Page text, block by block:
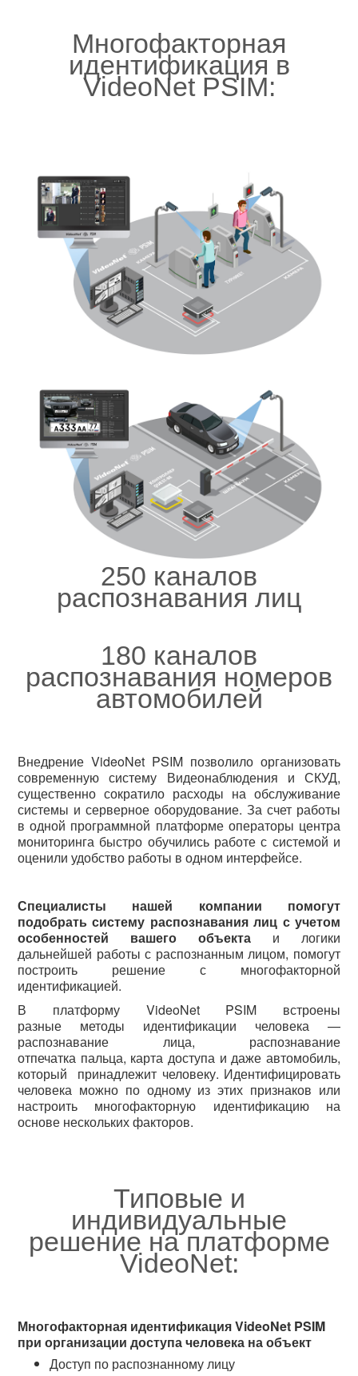
Многофакторная
идентификация в
VideoNet PSIM:
250 каналов
распознавания лиц
180 каналов
распознавания номеров
автомобилей
Внедрение VideoNet PSIM позволило организовать
современную систему Видеонаблюдения и СКУД,
существенно сократило расходы на обслуживание
системы и серверное оборудование. За счет работы
в одной программной платформе операторы центра
мониторинга быстро обучились работе с системой и
оценили удобство работы в одном интерфейсе.
Специалисты нашей компании помогут
подобрать систему распознавания лиц с учетом
особенностей вашего объекта и логики
дальнейшей работы с распознанным лицом, помогут
построить решение с многофакторной
идентификацией.
В платформу VideoNet PSIM встроены
разные методы идентификации человека —
распознавание лица, распознавание
отпечатка пальца, карта доступа и даже автомобиль,
который принадлежит человеку. Идентифицировать
человека можно по одному из этих признаков или
настроить многофакторную идентификацию на
основе нескольких факторов.
Типовые и
индивидуальные
решение на платформе
VideoNet:
Многофакторная идентификация VideoNet PSIM
при организации доступа человека на объект
Доступ по распознанному лицу